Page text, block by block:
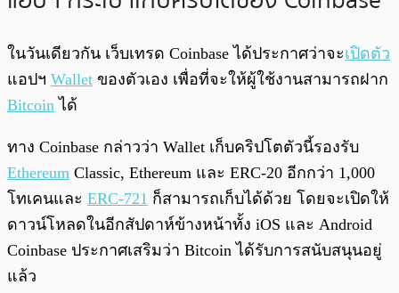
ในวันเดียวกัน เว็บเทรด Coinbase ได้ประกาศว่าจะเปิดตัว
แอปฯ Wallet ของตัวเอง เพื่อที่จะให้ผู้ใช้งานสามารถฝาก
Bitcoin ได้
ทาง Coinbase กล่าวว่า Wallet เก็บคริปโตตัวนี้รองรับ
Ethereum Classic, Ethereum และ ERC-20 อีกกว่า 1,000
โทเคนและ ERC-721 ก็สามารถเก็บได้ด้วย โดยจะเปิดให้
ดาวน์โหลดในอีกสัปดาห์ข้างหน้าทั้ง iOS และ Android
Coinbase ประกาศเสริมว่า Bitcoin ได้รับการสนับสนุนอยู่
แล้ว